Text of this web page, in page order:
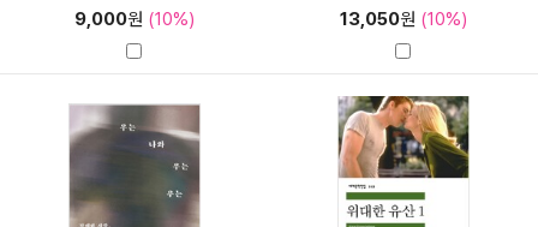
9,000원 (10%)
13,050원 (10%)